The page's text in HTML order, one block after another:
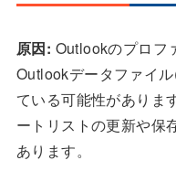
原因: Outlookのプロフ
Outlookデータファイ
ている可能性がありま
ートリストの更新や保
あります。